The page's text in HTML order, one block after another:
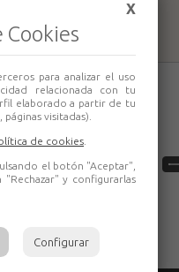
X
para analizar el uso
relacionada con tu
elaborado a partir de tu
visitadas).
de cookies
el botón "Aceptar",
y configurarlas
Configurar